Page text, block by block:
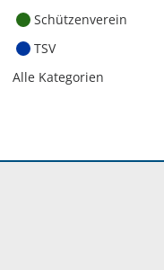
Schützenverein
TSV
Alle Kategorien